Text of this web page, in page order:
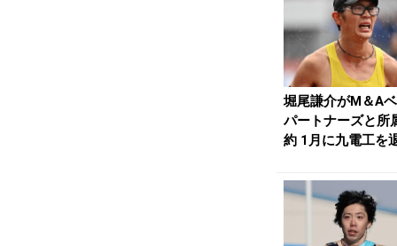
堀尾謙介がM＆A
パートナーズと所
約 1月に九電工を